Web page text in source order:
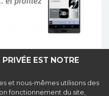
EST NOTRE
et nous-mêmes utilisons des
fonctionnement du site,
Haut de page